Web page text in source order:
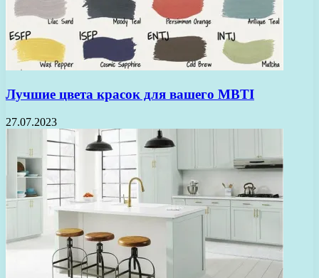
Лучшие цвета красок для вашего MBTI
27.07.2023